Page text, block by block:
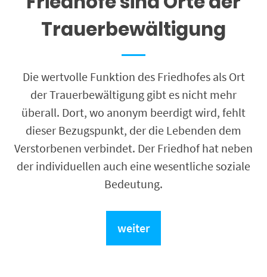
Trauerbewältigung
Die wertvolle Funktion des Friedhofes als Ort
der Trauerbewältigung gibt es nicht mehr
überall. Dort, wo anonym beerdigt wird, fehlt
dieser Bezugspunkt, der die Lebenden dem
Verstorbenen verbindet. Der Friedhof hat neben
der individuellen auch eine wesentliche soziale
Bedeutung.
weiter